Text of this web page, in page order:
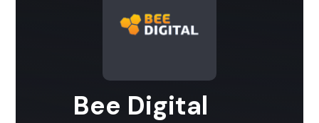
Bee Digital